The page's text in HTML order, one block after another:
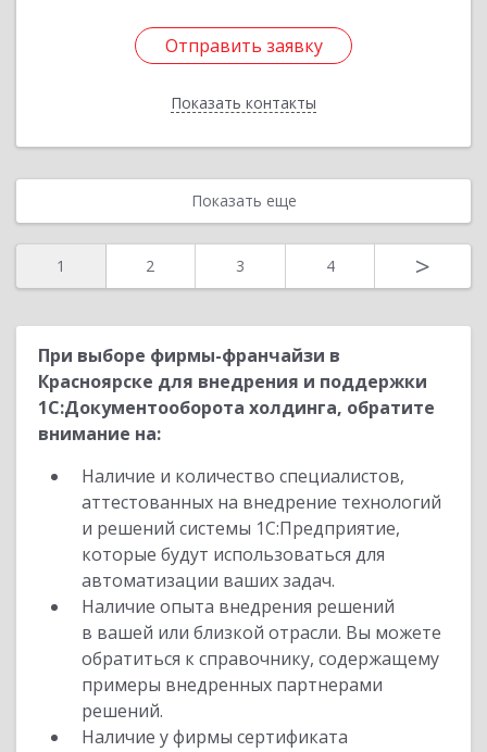
Отправить заявку
Показать контакты
Отправить заявку
Назад
Показать еще
1 2 3 4 >
При выборе фирмы-франчайзи в
Красноярске для внедрения и поддержки
1С:Документооборота холдинга, обратите
внимание на:
Наличие и количество специалистов,
аттестованных на внедрение технологий
и решений системы 1С:Предприятие,
которые будут использоваться для
автоматизации ваших задач.
Наличие опыта внедрения решений
в вашей или близкой отрасли. Вы можете
обратиться к справочнику, содержащему
примеры внедренных партнерами
решений.
Наличие у фирмы сертификата